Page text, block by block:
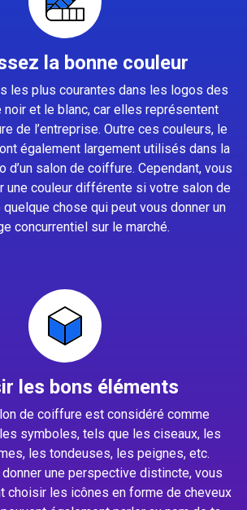
la bonne couleur
les plus courantes dans les logos des
et le blanc, car elles représentent
de l’entreprise. Outre ces couleurs, le
également largement utilisés dans la
d’un salon de coiffure. Cependant, vous
une couleur différente si votre salon de
chose qui peut vous donner un
concurrentiel sur le marché.
les bons éléments
de coiffure est considéré comme
symboles, tels que les ciseaux, les
les tondeuses, les peignes, etc.
donner une perspective distincte, vous
choisir les icônes en forme de cheveux